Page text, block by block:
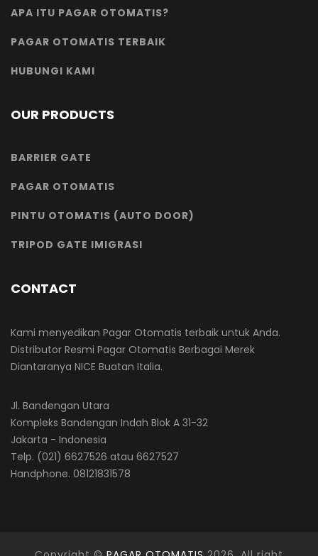
APA ITU PAGAR OTOMATIS?
PAGAR OTOMATIS TERBAIK
HUBUNGI KAMI
OUR PRODUCTS
BARRIER GATE
PAGAR OTOMATIS
PINTU OTOMATIS (AUTO DOOR)
TRIPOD GATE IMIGRASI
CONTACT
Kami menyedikan Pagar Otomatis terbaik untuk Anda.
Distributor Resmi Pagar Otomatis Berbagai Merek
Diantaranya NICE Buatan Italia.
Jl. Bandengan Utara
Kompleks Bandengan Indah Blok A 31-32
Jakarta - Indonesia
Telp. (021) 6627526 atau 6627527
Handphone. 08121831578